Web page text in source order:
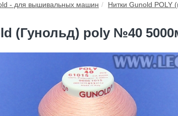
- для вышивальных машин Нитки Gunold POLY
(Гунольд) poly №40